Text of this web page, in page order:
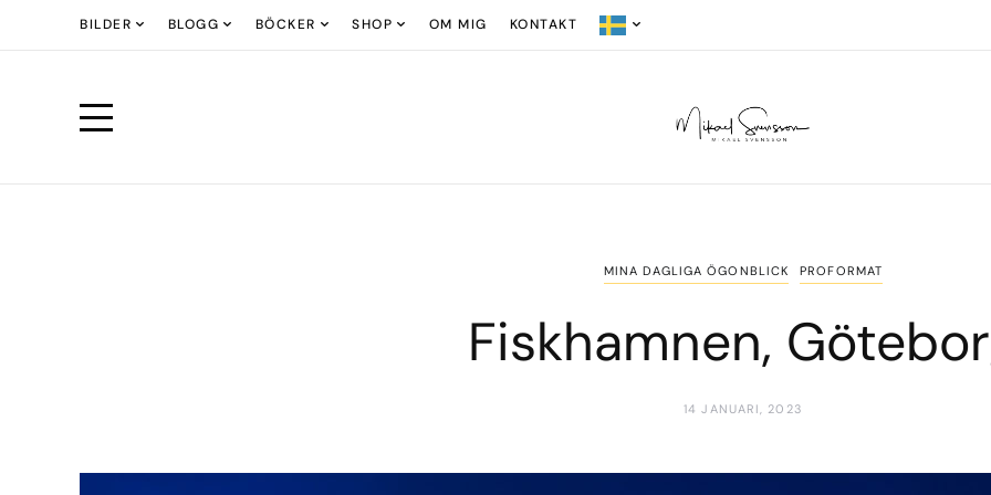
BILDER BLOGG BÖCKER SHOP OM MIG KONTAKT
MINA DAGLIGA ÖGONBLICK PROFORMAT
Fiskhamnen,
14 JANUARI, 2023